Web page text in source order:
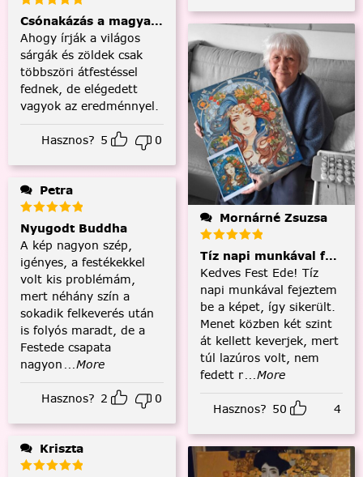
Csónakázás a magyar tengeren
Ahogy írják a világos
sárgák és zöldek csak
többszöri átfestéssel
fednek, de elégedett
vagyok az eredménnyel.
Hasznos? 5 0
Petra
Nyugodt Buddha
A kép nagyon szép,
igényes, a festékekkel
volt kis problémám,
mert néhány szín a
sokadik felkeverés után
is folyós maradt, de a
Festede csapata
nagyon ...More
Hasznos? 2 0
Kriszta
Mornárné Zsuzsa
Tíz napi munkával
Kedves Fest Ede! Tíz
napi munkával fejeztem
be a képet, így sikerült.
Menet közben két szint
át kellett keverjek, mert
túl lazúros volt, nem
fedett r...More
Hasznos? 50 4